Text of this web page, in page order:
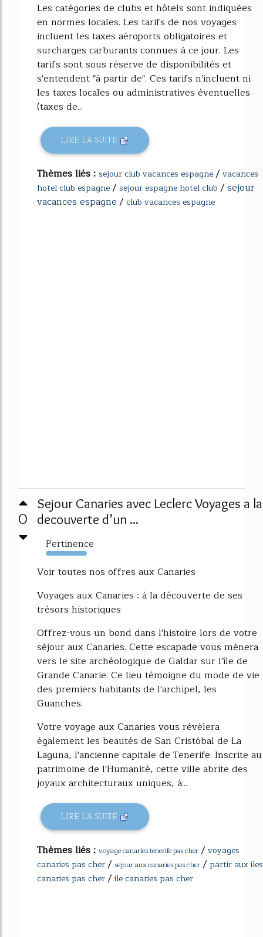
Les catégories de clubs et hôtels sont indiquées
en normes locales. Les tarifs de nos voyages
incluent les taxes aéroports obligatoires et
surcharges carburants connues à ce jour. Les
tarifs sont sous réserve de disponibilités et
s'entendent "à partir de". Ces tarifs n'incluent ni
les taxes locales ou administratives éventuelles
(taxes de...
LIRE LA SUITE
Thèmes liés : sejour club vacances espagne/ vacances
hotel club espagne/ sejour espagne hotel club /sejour
vacances espagne/ club vacances espagne
0
Sejour Canaries avec Leclerc Voyages a la
decouverte d’un ...
Pertinence
374%
Voir toutes nos offres aux Canaries
Voyages aux Canaries : à la découverte de ses
trésors historiques
Offrez-vous un bond dans l'histoire lors de votre
séjour aux Canaries. Cette escapade vous mènera
vers le site archéologique de Galdar sur l'île de
Grande Canarie. Ce lieu témoigne du mode de vie
des premiers habitants de l'archipel, les
Guanches.
Votre voyage aux Canaries vous révèlera
également les beautés de San Cristóbal de La
Laguna, l'ancienne capitale de Tenerife. Inscrite au
patrimoine de l'Humanité, cette ville abrite des
joyaux architecturaux uniques, à...
LIRE LA SUITE
Thèmes liés : voyage canaries tenerife pas cher / voyages
canaries pas cher/ sejour aux canaries pas cher / partir aux iles
canaries pas cher/ ile canaries pas cher